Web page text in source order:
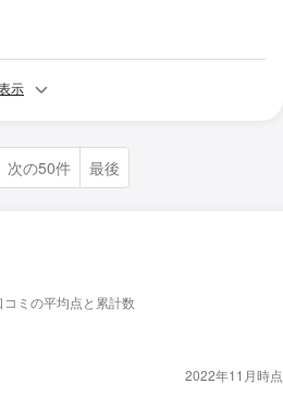
示
次の50件 最後
ミの平均点と累計数
2022年11月時点